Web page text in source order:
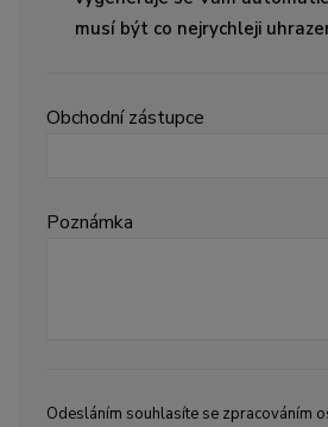
musí být co nejrychleji
Obchodní zástupce
Poznámka
Odesláním souhlasíte se zpracováním